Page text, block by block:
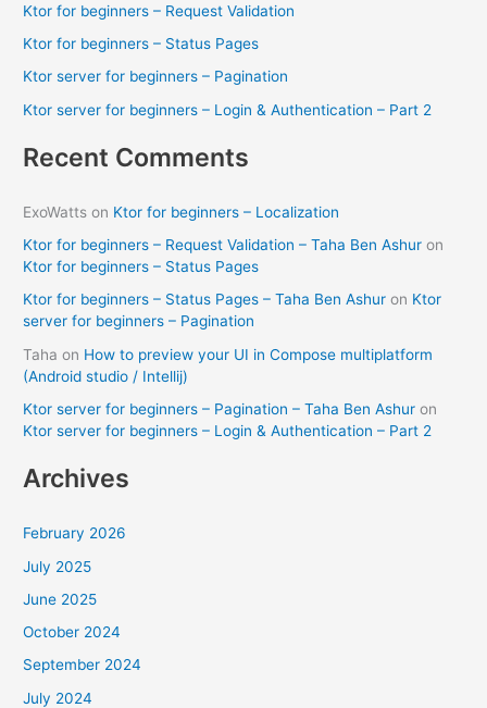
o
r
:
Ktor for beginners – Request Validation
Ktor for beginners – Status Pages
Ktor server for beginners – Pagination
Ktor server for beginners – Login & Authentication – Part 2
Recent Comments
ExoWatts on Ktor for beginners – Localization
Ktor for beginners – Request Validation – Taha Ben Ashur on
Ktor for beginners – Status Pages
Ktor for beginners – Status Pages – Taha Ben Ashur on Ktor
server for beginners – Pagination
Taha on How to preview your UI in Compose multiplatform
(Android studio / Intellij)
Ktor server for beginners – Pagination – Taha Ben Ashur on
Ktor server for beginners – Login & Authentication – Part 2
Archives
February 2026
July 2025
June 2025
October 2024
September 2024
July 2024